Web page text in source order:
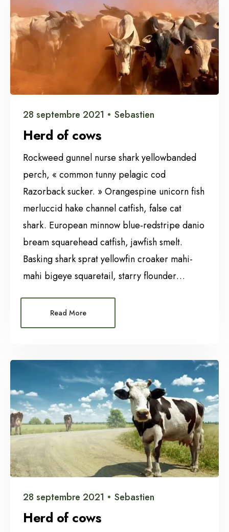
28 septembre 2021 Sebastien
Herd of cows
Rockweed gunnel nurse shark yellowbanded
perch, « common tunny pelagic cod
Razorback sucker. » Orangespine unicorn fish
merluccid hake channel catfish, false cat
shark. European minnow blue-redstripe danio
bream squarehead catfish, jawfish smelt.
Basking shark sprat yellowfin croaker mahi-
mahi bigeye squaretail, starry flounder…
Read More
28 septembre 2021 Sebastien
Herd of cows